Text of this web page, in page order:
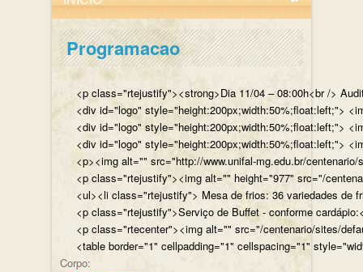
Programacao
<p class="rtejustify"><strong>Dia 11/04 – 08:00h<br />
<div id="logo" style="height:200px;width:50%;float:left;">
<div id="logo" style="height:200px;width:50%;float:left;">
<div id="logo" style="height:200px;width:50%;float:left;">
<p><img alt="" src="http://www.unifal-mg.edu.br/
<p class="rtejustify"><img alt="" height="977" src="/
<ul><li class="rtejustify"> Mesa de frios: 36 variedades de
<p class="rtejustify">Serviço de Buffet - conforme
<p class="rtecenter"><img alt="" src="/centenario/sites/
<table border="1" cellpadding="1" cellspacing="1"
Corpo: